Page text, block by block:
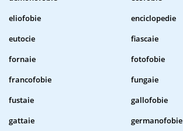
eliofobie
enciclopedie
eutocie
fiascaie
fornaie
fotofobie
francofobie
fungaie
fustaie
gallofobie
gattaie
germanofobie